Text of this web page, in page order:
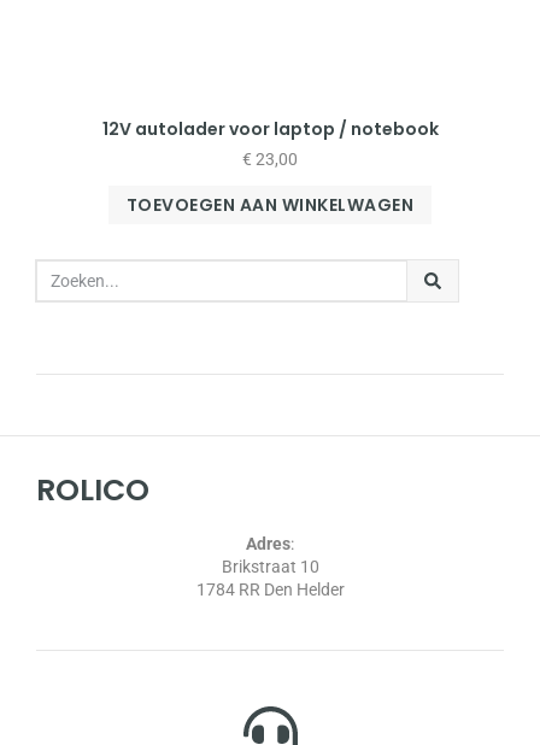
12V autolader voor laptop / notebook
€ 23,00
TOEVOEGEN AAN WINKELWAGEN
ROLICO
Adres:
Brikstraat 10
1784 RR Den Helder